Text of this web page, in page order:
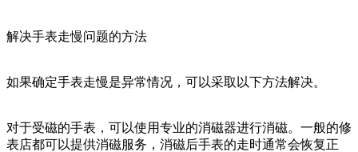
解决手表走慢问题的方法
如果确定手表走慢是异常情况，可以采取以下方法解决。
对于受磁的手表，可以使用专业的消磁器进行消磁。一般的修
表店都可以提供消磁服务，消磁后手表的走时通常会恢复正